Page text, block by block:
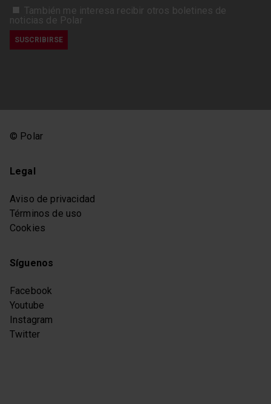
También me interesa recibir otros boletines de
noticias de Polar
© Polar
Legal
Aviso de privacidad
Términos de uso
Cookies
Síguenos
Facebook
Youtube
Instagram
Twitter